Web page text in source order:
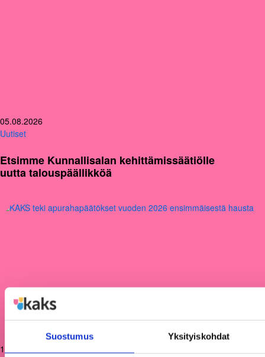
Suostumus Yksityiskohdat
05.08.2026
Uutiset
Etsimme Kunnallisalan kehittämissäätiölle
uutta talouspäällikköä
12.06.2026